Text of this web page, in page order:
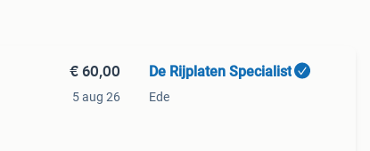
€ 60,00
5 aug 26
De Rijplaten Specialist
Ede